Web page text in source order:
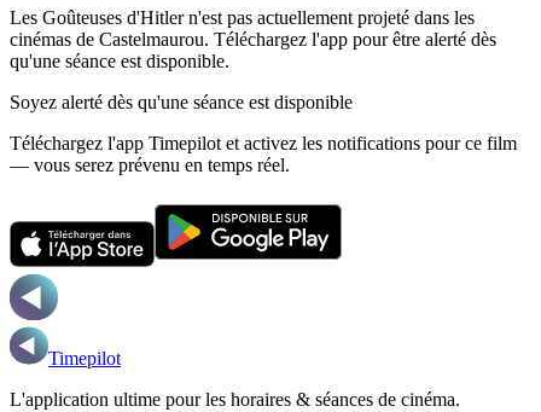
Les Goûteuses d'Hitler n'est pas actuellement projeté dans les
cinémas de Castelmaurou. Téléchargez l'app pour être alerté dès
qu'une séance est disponible.
Soyez alerté dès qu'une séance est disponible
Téléchargez l'app Timepilot et activez les notifications pour ce film
— vous serez prévenu en temps réel.
Timepilot
L'application ultime pour les horaires & séances de cinéma.